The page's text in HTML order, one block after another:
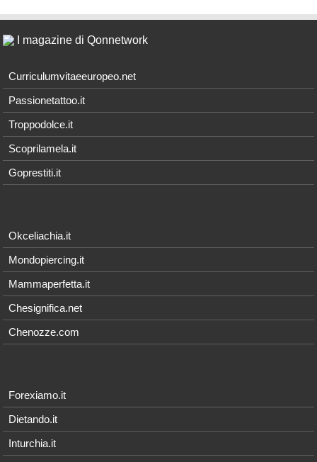
I magazine di Qonnetwork
Curriculumvitaeeuropeo.net
Passionetattoo.it
Troppodolce.it
Scoprilamela.it
Goprestiti.it
Okceliachia.it
Mondopiercing.it
Mammaperfetta.it
Chesignifica.net
Chenozze.com
Forexiamo.it
Dietando.it
Inturchia.it